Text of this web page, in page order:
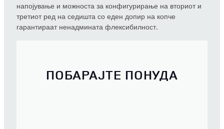
напојување и можноста за конфигурирање на вториот и
третиот ред на седишта со еден допир на копче
гарантираат ненадмината флексибилност.
ПОБАРАЈТЕ ПОНУДА